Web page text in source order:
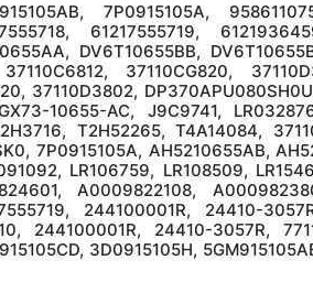
7P0915105A,
61217555719,
DV6T10655BB,
37110CG820,
37110D3802,
10655-AC, J9C9741,
T2H52265, T4A14084,
7P0915105A, AH5210655AB,
LR106759, LR108509,
А0009822108,
244100001R, 24410-
244100001R, 24410-3057R,
3D0915105H,